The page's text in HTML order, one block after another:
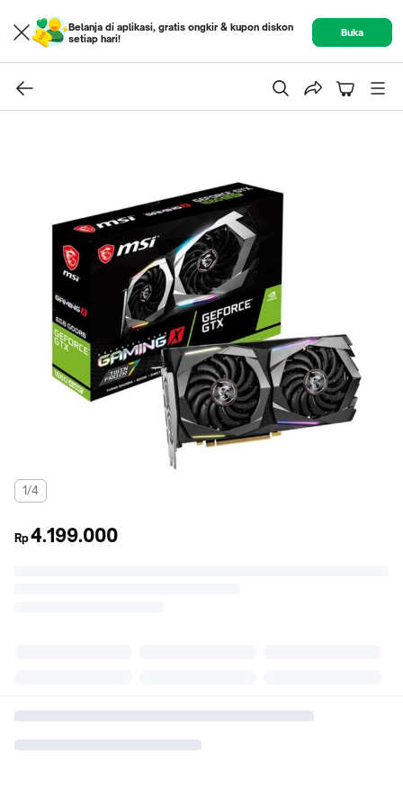
Belanja di aplikasi, gratis ongkir & kupon diskon
setiap hari!
Buka
1/4
Rp4.199.000